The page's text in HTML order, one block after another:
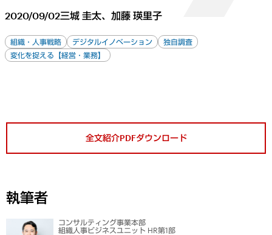
2020/09/02三城 圭太、加藤 瑛里子
組織・人事戦略 デジタルイノベーション
独自調査
変化を捉える【経営・業務】
全文紹介PDFダウンロード
執筆者
コンサルティング事業本部
組織人事ビジネスユニット HR第1部